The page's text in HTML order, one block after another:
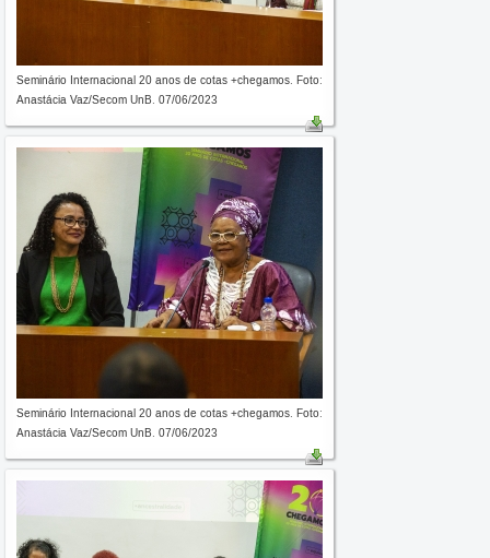
Seminário Internacional 20 anos de cotas +chegamos. Foto:
Anastácia Vaz/Secom UnB. 07/06/2023
Seminário Internacional 20 anos de cotas +chegamos. Foto:
Anastácia Vaz/Secom UnB. 07/06/2023